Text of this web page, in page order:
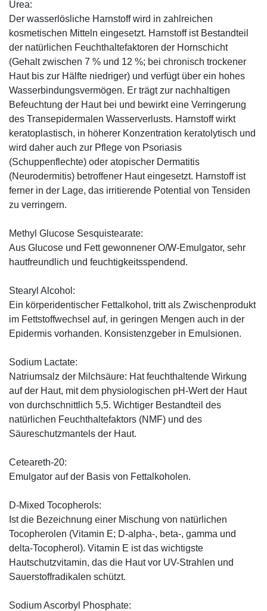
Urea:
Der wasserlösliche Harnstoff wird in zahlreichen
kosmetischen Mitteln eingesetzt. Harnstoff ist Bestandteil
der natürlichen Feuchthaltefaktoren der Hornschicht
(Gehalt zwischen 7 % und 12 %; bei chronisch trockener
Haut bis zur Hälfte niedriger) und verfügt über ein hohes
Wasserbindungsvermögen. Er trägt zur nachhaltigen
Befeuchtung der Haut bei und bewirkt eine Verringerung
des Transepidermalen Wasserverlusts. Harnstoff wirkt
keratoplastisch, in höherer Konzentration keratolytisch und
wird daher auch zur Pflege von Psoriasis
(Schuppenflechte) oder atopischer Dermatitis
(Neurodermitis) betroffener Haut eingesetzt. Harnstoff ist
ferner in der Lage, das irritierende Potential von Tensiden
zu verringern.
Methyl Glucose Sesquistearate:
Aus Glucose und Fett gewonnener O/W-Emulgator, sehr
hautfreundlich und feuchtigkeitsspendend.
Stearyl Alcohol:
Ein körperidentischer Fettalkohol, tritt als Zwischenprodukt
im Fettstoffwechsel auf, in geringen Mengen auch in der
Epidermis vorhanden. Konsistenzgeber in Emulsionen.
Sodium Lactate:
Natriumsalz der Milchsäure: Hat feuchthaltende Wirkung
auf der Haut, mit dem physiologischen pH-Wert der Haut
von durchschnittlich 5,5. Wichtiger Bestandteil des
natürlichen Feuchthaltefaktors (NMF) und des
Säureschutzmantels der Haut.
Ceteareth-20:
Emulgator auf der Basis von Fettalkoholen.
D-Mixed Tocopherols:
Ist die Bezeichnung einer Mischung von natürlichen
Tocopherolen (Vitamin E; D-alpha-, beta-, gamma und
delta-Tocopherol). Vitamin E ist das wichtigste
Hautschutzvitamin, das die Haut vor UV-Strahlen und
Sauerstoffradikalen schützt.
Sodium Ascorbyl Phosphate: